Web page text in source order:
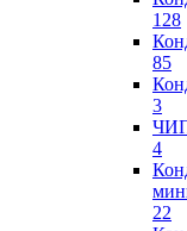
128
85
3
4
22